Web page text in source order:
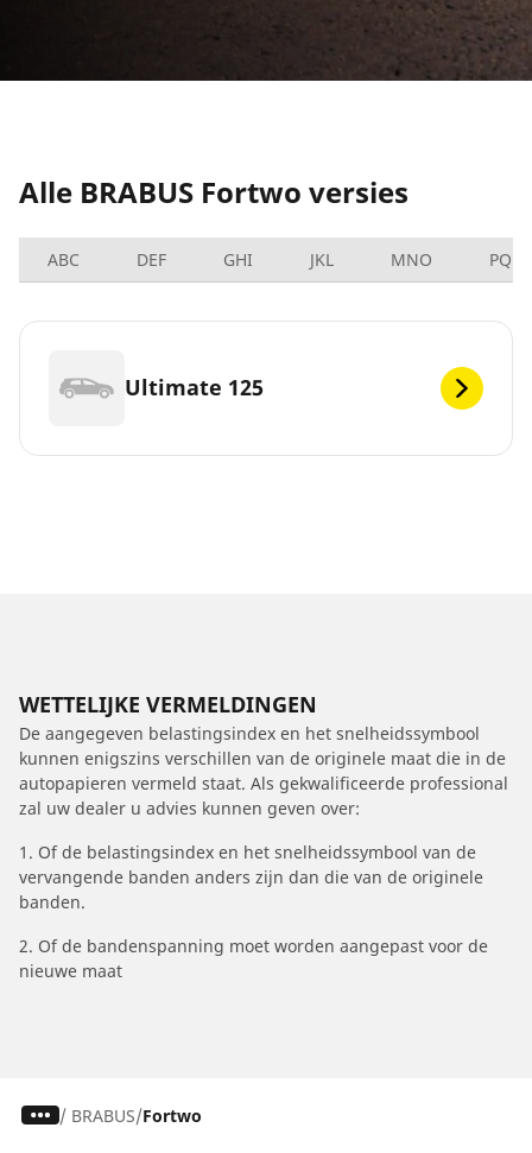
Alle BRABUS Fortwo versies
ABC DEF GHI JKL MNO PQRS
Ultimate 125
WETTELIJKE VERMELDINGEN
De aangegeven belastingsindex en het snelheidssymbool
kunnen enigszins verschillen van de originele maat die in de
autopapieren vermeld staat. Als gekwalificeerde professional
zal uw dealer u advies kunnen geven over:
1. Of de belastingsindex en het snelheidssymbool van de
vervangende banden anders zijn dan die van de originele
banden.
2. Of de bandenspanning moet worden aangepast voor de
nieuwe maat
/ BRABUS Fortwo